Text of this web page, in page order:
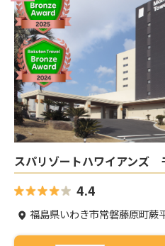
スパリゾートハワイアンズ
4.4
福島県いわき市常磐藤原町蕨